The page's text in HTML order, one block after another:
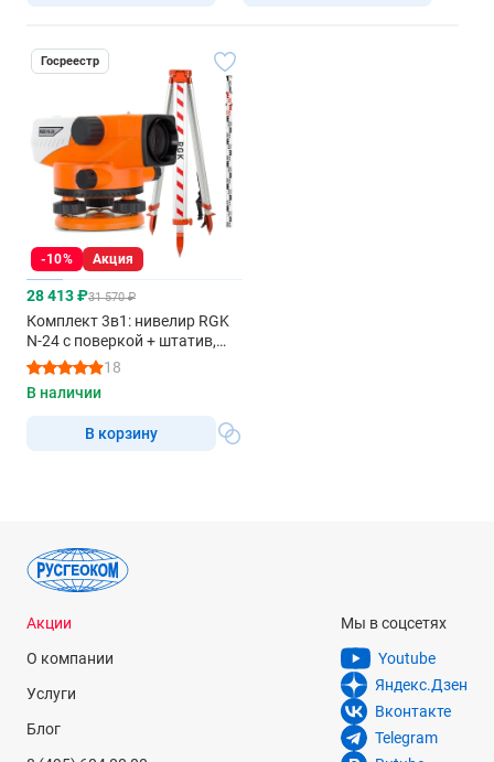
Госреестр
-10% Акция
28 413 ₽31 570 ₽
Комплект 3в1: нивелир RGK
N-24 с поверкой + штатив,
рейка 7м
18
В наличии
В корзину
Акции
О компании
Услуги
Блог
Мы в соцсетях
Youtube
Яндекс.Дзен
Вконтакте
Telegram